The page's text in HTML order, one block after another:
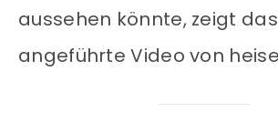
aussehen könnte, zeigt
angeführte Video von